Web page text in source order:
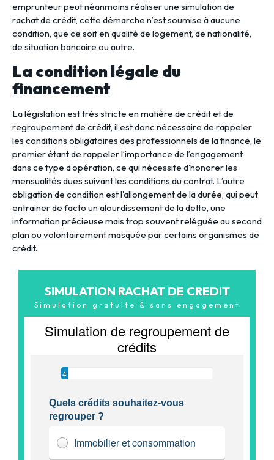
emprunteur peut néanmoins réaliser une simulation de
rachat de crédit, cette démarche n’est soumise à aucune
condition, que ce soit en qualité de logement, de nationalité,
de situation bancaire ou autre.
La condition légale du
financement
La législation est très stricte en matière de crédit et de
regroupement de crédit, il est donc nécessaire de rappeler
les conditions obligatoires des professionnels de la finance, le
premier étant de rappeler l’importance de l’engagement
dans ce type d’opération, ce qui nécessite d’honorer les
mensualités dues suivant les conditions du contrat. L’autre
obligation de condition est l’allongement de la durée, qui peut
entrainer de facto un alourdissement de la dette, une
information précieuse mais trop souvent reléguée au second
plan ou volontairement masquée par certains organismes de
crédit.
SIMULATION RACHAT DE CREDIT
Simulation gratuite & sans engagement